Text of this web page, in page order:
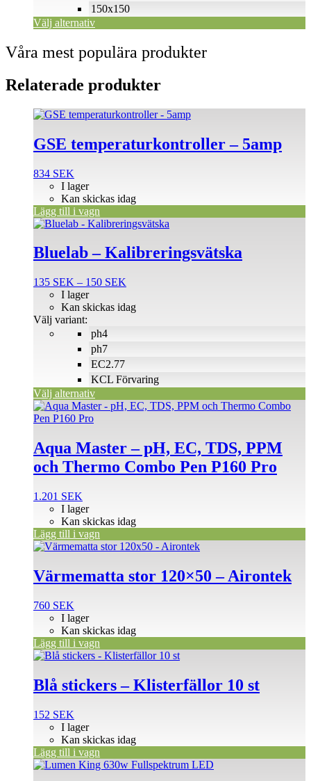
150x150
Välj alternativ
Våra mest populära produkter
Relaterade produkter
GSE temperaturkontroller – 5amp
834 SEK
I lager
Kan skickas idag
Lägg till i vagn
Bluelab – Kalibreringsvätska
135 SEK – 150 SEK
till
ph4
ph7
EC2.77
KCL Förvaring
I lager
Kan skickas idag
Välj variant:
Välj alternativ
Den
produkten
har
varianter.
olika
alternativen
Aqua Master – pH, EC, TDS, PPM
och Thermo Combo Pen P160 Pro
1.201 SEK
I lager
Kan skickas idag
Lägg till i vagn
Värmematta stor 120×50 – Airontek
760 SEK
I lager
Kan skickas idag
Lägg till i vagn
Blå stickers – Klisterfällor 10 st
152 SEK
I lager
Kan skickas idag
Lägg till i vagn